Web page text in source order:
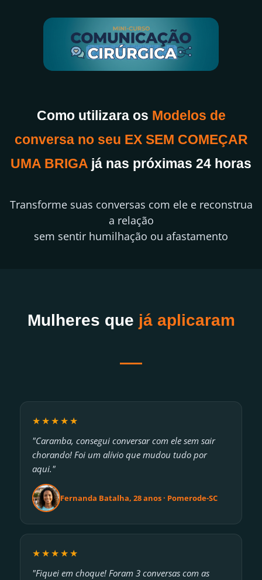
Como utilizara os Modelos de
conversa no seu EX SEM COMEÇAR
UMA BRIGA já nas próximas 24 horas
Transforme suas conversas com ele e reconstrua
a relação
sem sentir humilhação ou afastamento
Mulheres que já aplicaram
★★★★★
"Caramba, consegui conversar com ele sem sair
chorando! Foi um alívio que mudou tudo por
aqui."
Fernanda Batalha, 28 anos · Pomerode-SC
★★★★★
"Fiquei em choque! Foram 3 conversas com as